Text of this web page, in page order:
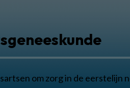
om zorg in de eerstelijn